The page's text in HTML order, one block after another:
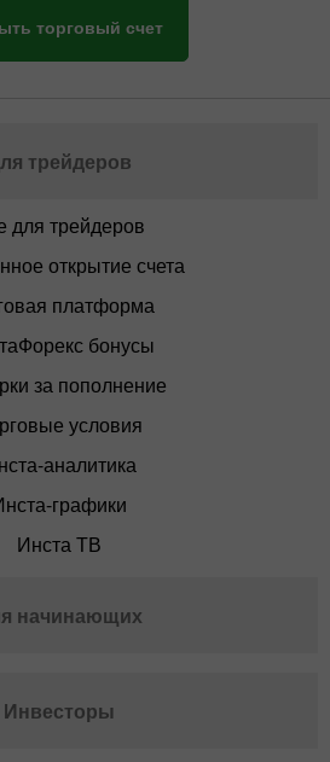
торговый счет
трейдеров
для трейдеров
открытие счета
платформа
бонусы
за пополнение
условия
аналитика
графики
Инста ТВ
начинающих
Инвесторы